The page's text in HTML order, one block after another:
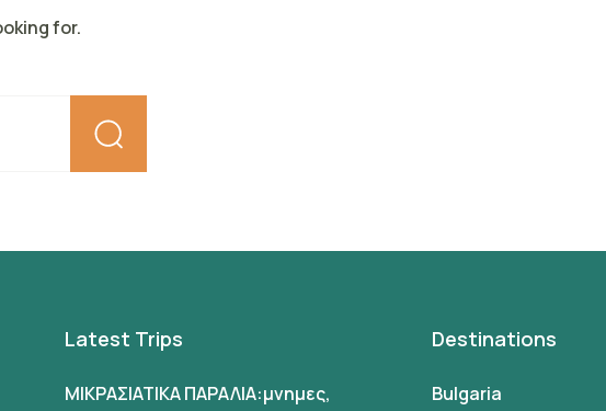
for.
Latest Trips
ΜΙΚΡΑΣΙΑΤΙΚΑ ΠΑΡΑΛΙΑ:μνημες,
Destinations
Bulgaria